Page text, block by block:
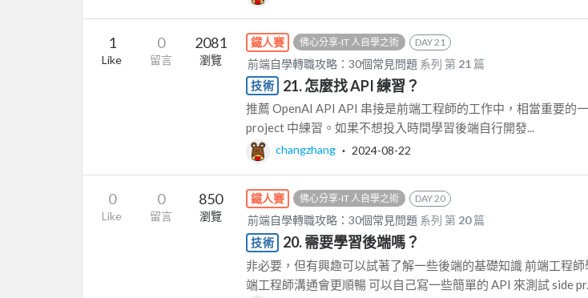
1
Like
0
留言
2081
瀏覽
鐵人賽 佛心分享-IT 人自學之術 DAY 21
前端自學轉職攻略：30個常見問題 系列 第 21 篇
技術
21. 怎麼找 API 練習？
推薦 OpenAI API API 串接是前端工程師的工作中，相當重要的
project 中練習。如果不想投入時間學習後端自行開發...
changzhang ‧ 2024-08-22
0
Like
0
留言
850
瀏覽
鐵人賽 佛心分享-IT 人自學之術 DAY 20
前端自學轉職攻略：30個常見問題 系列 第 20篇
技術
20. 需要學習後端嗎？
非必要，但有興趣可以試著了解一些後端的基礎知識 前端工程
端工程師溝通會更順暢 可以自己寫一些簡單的 API 來測試 side pr...